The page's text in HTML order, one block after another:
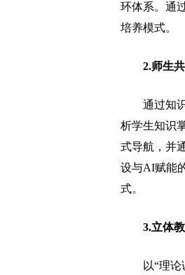
环体系。通
培养模式。
2.师生
通过知识
析学生知识
式导航，并
设与AI赋能
式。
3.立体
以“理论课